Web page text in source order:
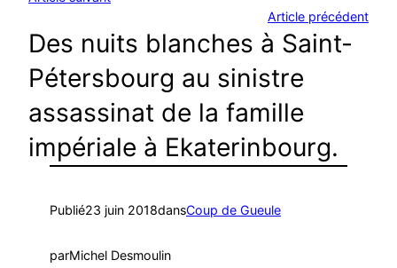
Article précédent
Des nuits blanches à Saint-
Pétersbourg au sinistre
assassinat de la famille
impériale à Ekaterinbourg.
Publié23 juin 2018dansCoup de Gueule
parMichel Desmoulin